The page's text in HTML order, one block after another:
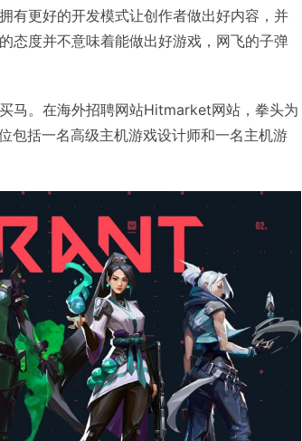
有更好的开发模式让创作者做出好内容，并
态度并不意味着能做出好游戏，网飞的子弹
马。在海外招聘网站Hitmarket网站，拳头为
包括一名高级主机游戏设计师和一名主机游